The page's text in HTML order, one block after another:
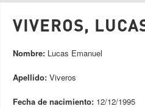
VIVEROS,
Nombre: Lucas Emanuel
Apellido: Viveros
Fecha de nacimiento: 12/12/1995